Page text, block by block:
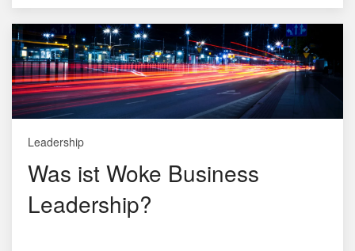
Leadership
Was ist Woke Business
Leadership?